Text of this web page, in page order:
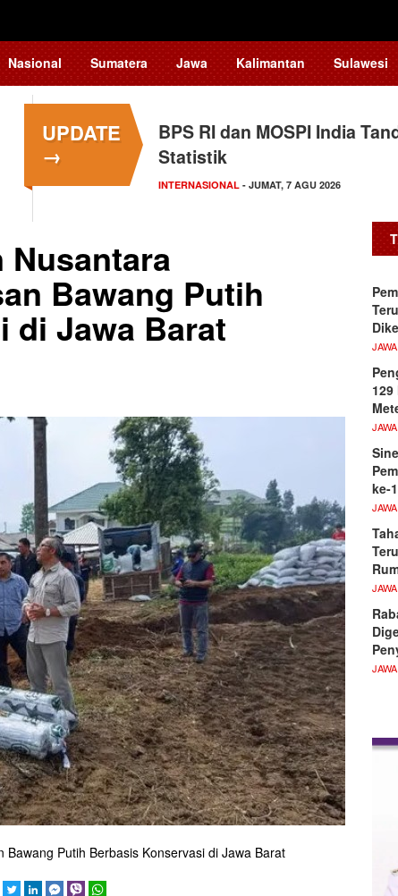
Nasional Sumatera Jawa Kalimantan Sulawesi
UPDATE
→
BPS RI dan MOSPI India
Statistik
INTERNASIONAL - JUMAT, 7 AGU 2026
Kapolsek Kedungkandang
Nusantara
Bawang Putih
di Jawa Barat
Putih Berbasis Konservasi di Jawa Barat
ke-